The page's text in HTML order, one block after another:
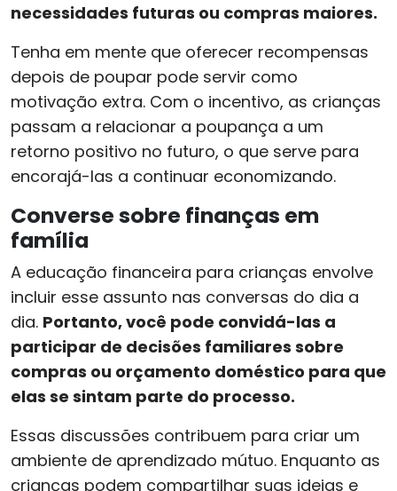
necessidades futuras ou compras maiores.
Tenha em mente que oferecer recompensas
depois de poupar pode servir como
motivação extra. Com o incentivo, as crianças
passam a relacionar a poupança a um
retorno positivo no futuro, o que serve para
encorajá-las a continuar economizando.
Converse sobre finanças em
família
A educação financeira para crianças envolve
incluir esse assunto nas conversas do dia a
dia. Portanto, você pode convidá-las a
participar de decisões familiares sobre
compras ou orçamento doméstico para que
elas se sintam parte do processo.
Essas discussões contribuem para criar um
ambiente de aprendizado mútuo. Enquanto as
crianças podem compartilhar suas ideias e